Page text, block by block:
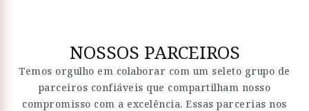
NOSSOS PARCEIROS
Temos orgulho em colaborar com um seleto grupo de
parceiros confiáveis que compartilham nosso
compromisso com a excelência. Essas parcerias nos